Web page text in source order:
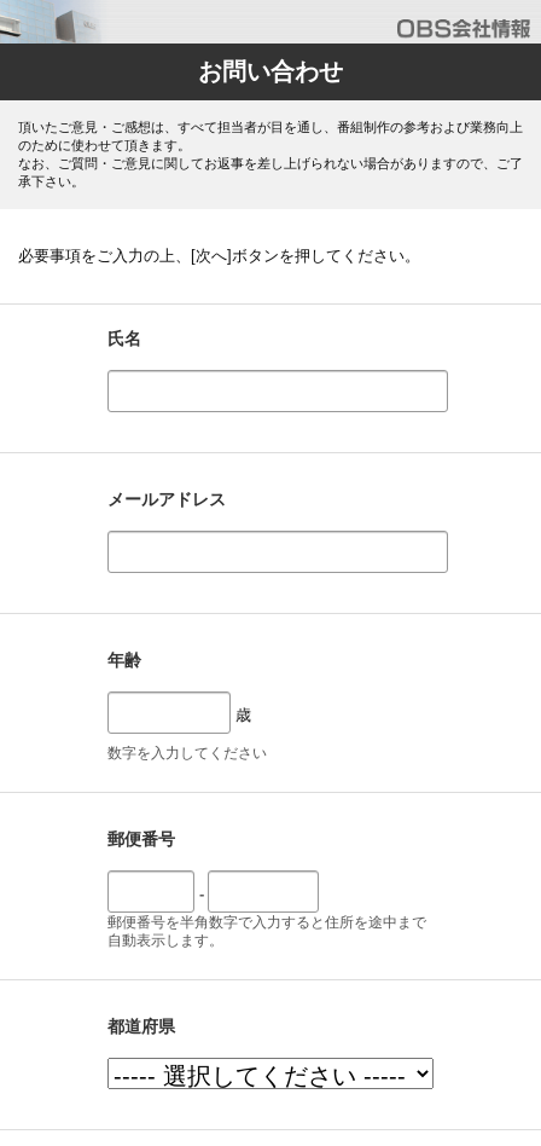
お問い合わせ
頂いたご意見・ご感想は、すべて担当者が目を通し、番組制作の参考および業務向上
のために使わせて頂きます。
なお、ご質問・ご意見に関してお返事を差し上げられない場合がありますので、ご了
承下さい。
必要事項をご入力の上、[次へ]ボタンを押してください。
氏名
メールアドレス
年齢
歳
数字を入力してください
郵便番号
-
郵便番号を半角数字で入力すると住所を途中まで
自動表示します。
都道府県